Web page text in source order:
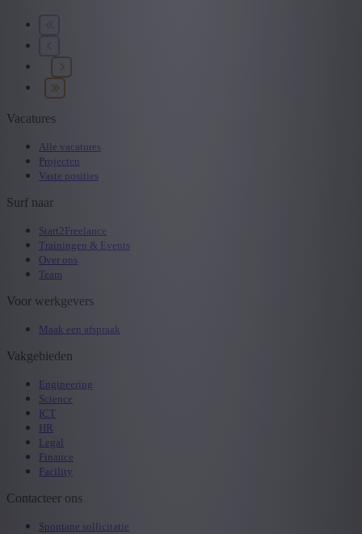
Vacatures
Alle vacatures
Projecten
Vaste posities
Surf naar
Start2Freelance
Trainingen & Events
Over ons
Team
Voor werkgevers
Maak een afspraak
Vakgebieden
Engineering
Science
ICT
HR
Legal
Finance
Facility
Contacteer ons
Spontane sollicitatie